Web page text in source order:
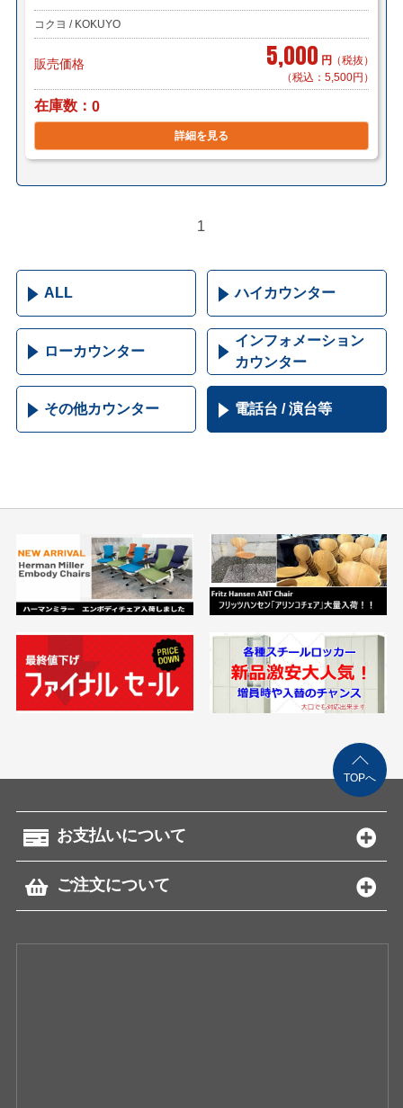
コクヨ / KOKUYO
販売価格 5,000 円 （税抜）
（税込：5,500円）
在庫数 0
詳細を見る
1
ALL ハイカウンター
ローカウンター
インフォメーション
カウンター
その他カウンター 電話台 / 演台等
お支払いについて
ご注文について
TOPへ